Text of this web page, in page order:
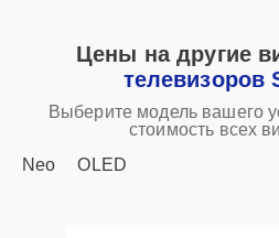
Цены на другие
телевизоров
Выберите модель вашего
стоимость всех
Neo
OLED